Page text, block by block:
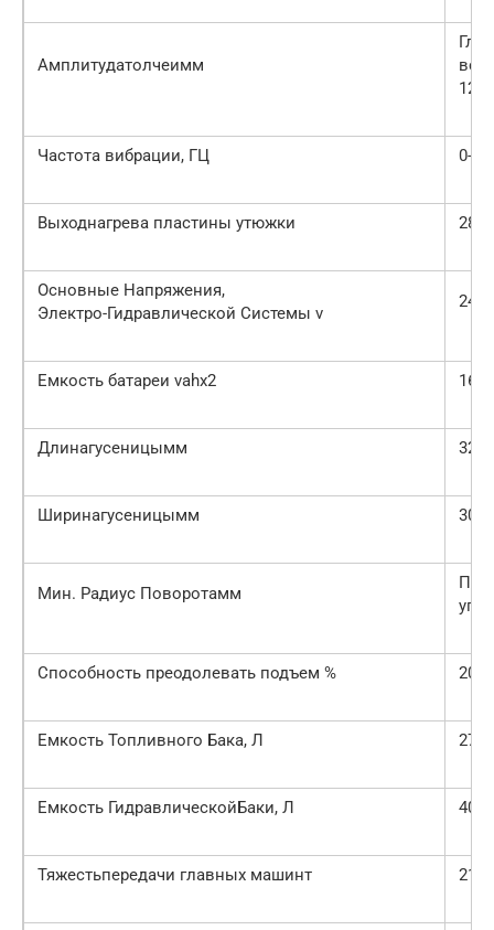
Амплитудатолчеимм
12
Частота вибрации, ГЦ 0-50
Выходнагрева пластины утюжки 28
Основные Напряжения,
Электро-Гидравлической Системы v
24
Емкость батареи vahx2 165
Длинагусеницымм 3218
Ширинагусеницымм 300
Мин. Радиус Поворотамм
Способность преодолевать подъем % 20
Емкость Топливного Бака, Л 270
Емкость ГидравлическойБаки, Л 400
Тяжестьпередачи главных машинт 21.3